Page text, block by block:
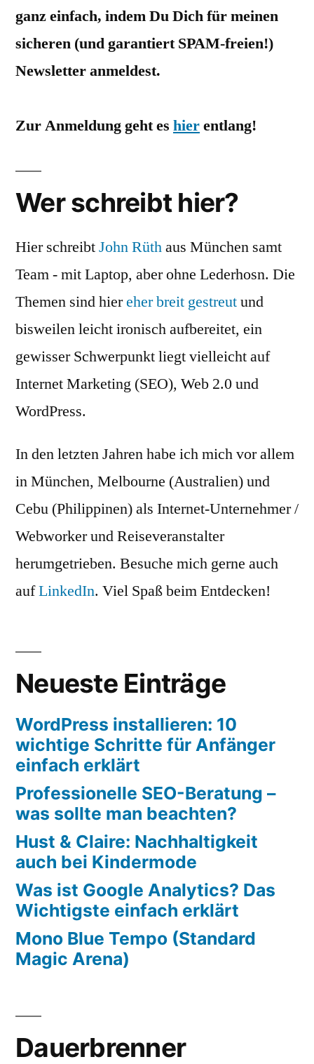
ganz einfach, indem Du Dich für meinen
sicheren (und garantiert SPAM-freien!)
Newsletter anmeldest.
Zur Anmeldung geht es hierentlang!
Wer schreibt hier?
Hier schreibtJohn Rüthaus München samt
Team - mit Laptop, aber ohne Lederhosn. Die
Themen sind hiereher breit gestreutund
bisweilen leicht ironisch aufbereitet, ein
gewisser Schwerpunkt liegt vielleicht auf
Internet Marketing (SEO), Web 2.0 und
WordPress.
In den letzten Jahren habe ich mich vor allem
in München, Melbourne (Australien) und
Cebu (Philippinen) als Internet-Unternehmer /
Webworker und Reiseveranstalter
herumgetrieben. Besuche mich gerne auch
aufLinkedIn. Viel Spaß beim Entdecken!
Neueste Einträge
WordPress installieren: 10
wichtige Schritte für Anfänger
einfach erklärt
Professionelle SEO-Beratung –
was sollte man beachten?
Hust & Claire: Nachhaltigkeit
auch bei Kindermode
Was ist Google Analytics? Das
Wichtigste einfach erklärt
Mono Blue Tempo (Standard
Magic Arena)
Dauerbrenner